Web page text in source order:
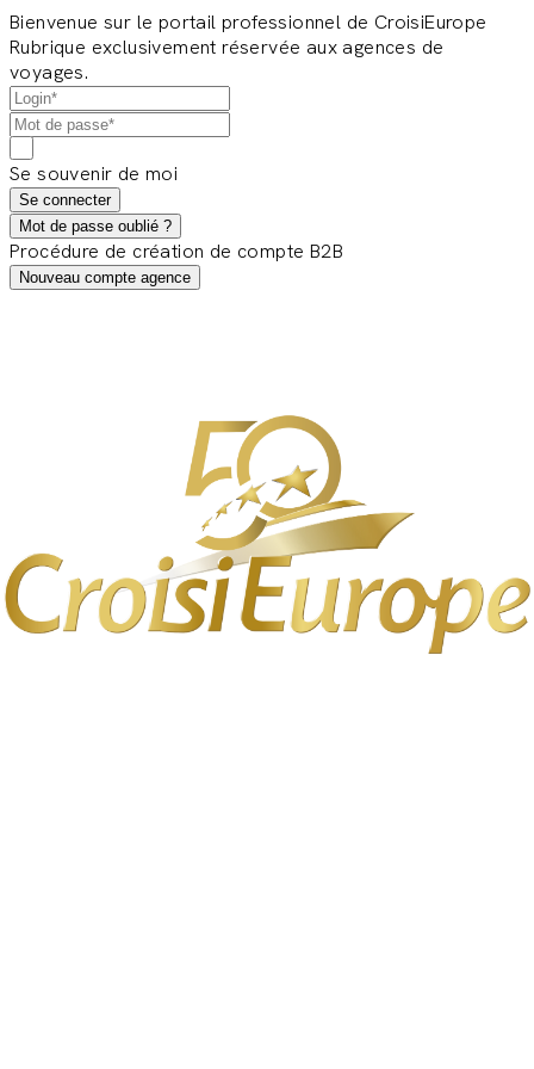
Bienvenue sur le portail professionnel de CroisiEurope
Rubrique exclusivement réservée aux agences de
voyages.
Se souvenir de moi
Se connecter
Mot de passe oublié ?
Procédure de création de compte B2B
Nouveau compte agence